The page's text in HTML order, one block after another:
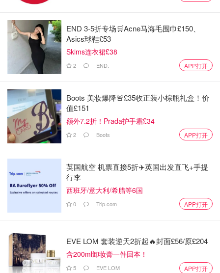
Roxy克西 18 查看原帖
e.l.f.作为开架化妆品的代表，相信大家都不陌生～平价好
用，特别适合学生党哦，这次收到的护肤套装包装也是年轻
活力，充满朝气，看着心情就很好～...
产品质地
END 3-5折专场🛒Acne马海毛围巾£150、
Asics球鞋£53
Skims连衣裙£38
2 END. APP打开
Boots 美妆爆降🚨£35收正装小棕瓶礼盒！价
值£151
额外7.2折！Prada护手霜£34
2 Boots APP打开
英国航空 机票直接5折✈️英国出发直飞+手提
行李
西班牙/意大利/希腊等6国
0 Trip.com APP打开
EVE LOM 套装逆天2折起🔥封面£56/原£204
含200ml卸妆膏一件回本！
5 EVE LOM APP打开